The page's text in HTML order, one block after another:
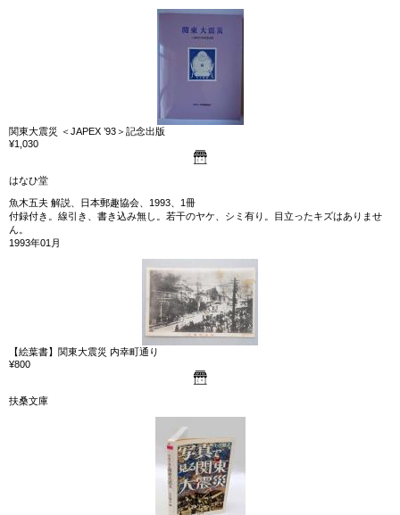
関東大震災 ＜JAPEX ’93＞記念出版
¥1,030
はなひ堂
魚木五夫 解説、日本郵趣協会、1993、1冊
付録付き。線引き、書き込み無し。若干のヤケ、シミ有り。目立ったキズはありませ
ん。
1993年01月
【絵葉書】関東大震災 内幸町通り
¥800
扶桑文庫